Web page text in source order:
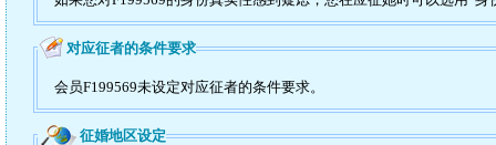
对应征者的条件要求
会员F199569未设定对应征者的条件要求。
征婚地区设定